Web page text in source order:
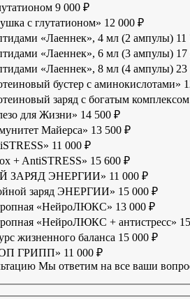
9 000 ₽
с глутатионом» 12 000 ₽
«Лаеннек», 4 мл (2 ампулы) 11
«Лаеннек», 6 мл (3 ампулы) 17
«Лаеннек», 8 мл (4 ампулы) 23
бустер с аминокислотами»
заряд с богатым
для Жизни» 14 500 ₽
Майерса» 13 500 ₽
11 000 ₽
+ AntiSTRESS» 15 600 ₽
ЗАРЯД ЭНЕРГИИ» 11 000 ₽
заряд ЭНЕРГИИ» 15 000 ₽
«НейроЛЮКС» 13 000 ₽
«НейроЛЮКС + антистресс»
жизненного баланса 15 000 ₽
ГРИПП» 11 000 ₽
Мы ответим на все ваши